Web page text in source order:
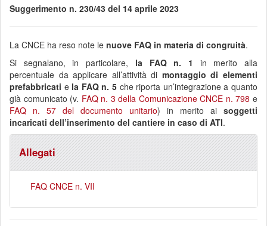
Suggerimento n. 230/43 del 14 aprile 2023
La CNCE ha reso note le nuove FAQ in materia di congruità.
Si segnalano, in particolare, la FAQ n. 1 in merito alla
percentuale da applicare all’attività di montaggio di elementi
prefabbricati e la FAQ n. 5 che riporta un’integrazione a quanto
già comunicato (v. FAQ n. 3 della Comunicazione CNCE n. 798 e
FAQ n. 57 del documento unitario) in merito ai soggetti
incaricati dell’inserimento del cantiere in caso di ATI.
Allegati
FAQ CNCE n. VII